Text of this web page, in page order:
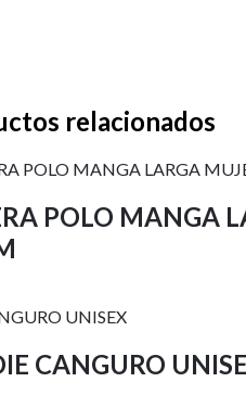
relacionados
POLO MANGA
CANGURO